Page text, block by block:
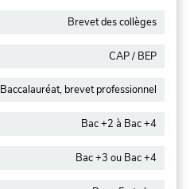
Brevet des collèges
CAP / BEP
Baccalauréat, brevet professionnel
Bac +2 à Bac +4
Bac +3 ou Bac +4